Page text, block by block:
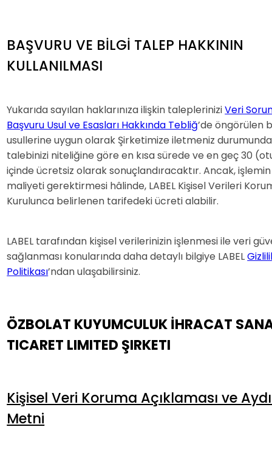
BAŞVURU VE BİLGİ TALEP HAKKININ
KULLANILMASI
Yukarıda sayılan haklarınıza ilişkin talepleriniziVeri
Başvuru Usul ve Esasları Hakkında Tebliğ’de öngörülen
usullerine uygun olarak Şirketimize iletmeniz durumunda
talebinizi niteliğine göre en kısa sürede ve en geç 30
içinde ücretsiz olarak sonuçlandıracaktır. Ancak,
maliyeti gerektirmesi hâlinde, LABEL Kişisel Verileri
Kurulunca belirlenen tarifedeki ücreti alabilir.
LABEL tarafından kişisel verilerinizin işlenmesi ile veri
sağlanması konularında daha detaylı bilgiye LABEL
Politikası’ndan ulaşabilirsiniz.
ÖZBOLAT KUYUMCULUK İHRACAT
TICARET LIMITED ŞIRKETI
Kişisel Veri Koruma Açıklaması ve
Metni